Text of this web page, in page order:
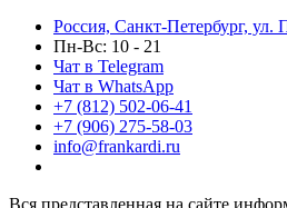
Россия, Санкт-Петербург, ул.
Пн-Вс: 10 - 21
Чат в Telegram
Чат в WhatsApp
+7 (812) 502-06-41
+7 (906) 275-58-03
info@frankardi.ru
Вся представленная на сайте